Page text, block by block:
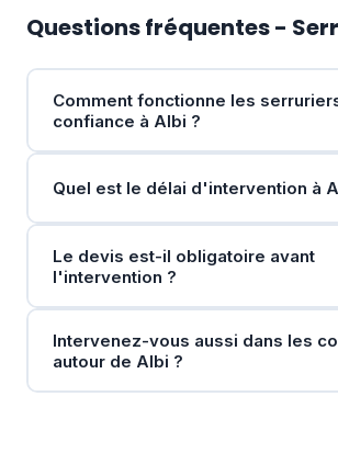
Questions fréquentes -
Comment fonctionne les
confiance à Albi ?
Quel est le délai d'intervention à
Le devis est-il obligatoire avant
l'intervention ?
Intervenez-vous aussi dans les
autour de Albi ?